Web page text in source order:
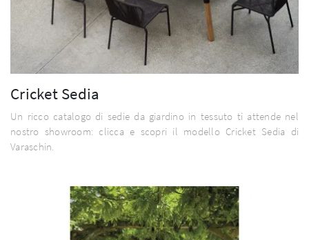
Cricket Sedia
Un ricco catalogo di sedie da giardino in tessuto ti attende nel
nostro showroom: clicca e scopri il modello Cricket Sedia di
Varaschin.